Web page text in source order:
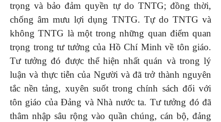
trọng và bảo đảm quyền tự do TNTG; đồng thời,
chống âm mưu lợi dụng TNTG. Tự do TNTG và
không TNTG là một trong những quan điểm quan
trọng trong tư tưởng của Hồ Chí Minh về tôn giáo.
Tư tưởng đó được thể hiện nhất quán và trong lý
luận và thực tiễn của Người và đã trở thành nguyên
tắc nền tảng, xuyên suốt trong chính sách đối với
tôn giáo của Đảng và Nhà nước ta. Tư tưởng đó đã
thâm nhập sâu rộng vào quần chúng, cán bộ, đảng